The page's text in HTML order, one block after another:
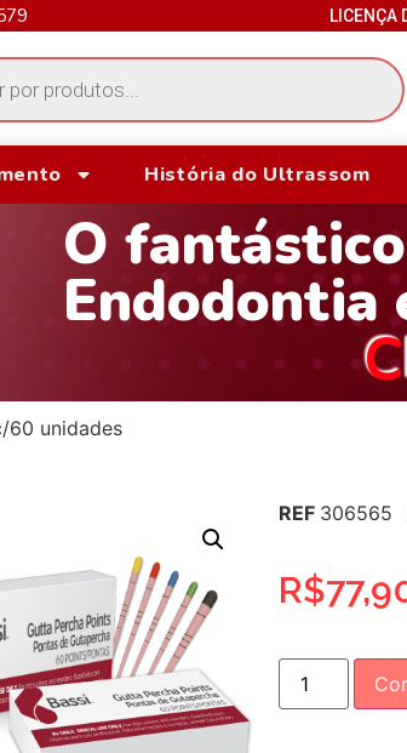
LICENÇA
História do Ultrassom
O
Endodontia
60 unidades
REF 306565
R$